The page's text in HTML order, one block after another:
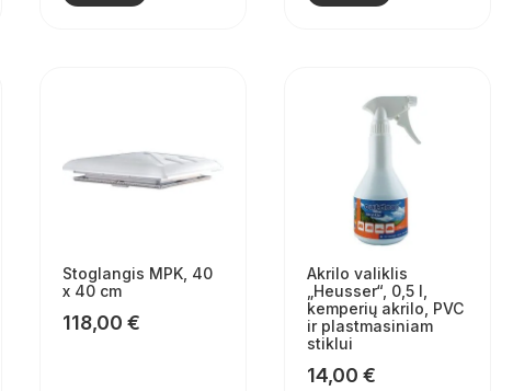
Stoglangis MPK, 40
x 40 cm
118,00 €
Akrilo valiklis
„Heusser“, 0,5 l,
kemperių akrilo, PVC
ir plastmasiniam
stiklui
14,00 €